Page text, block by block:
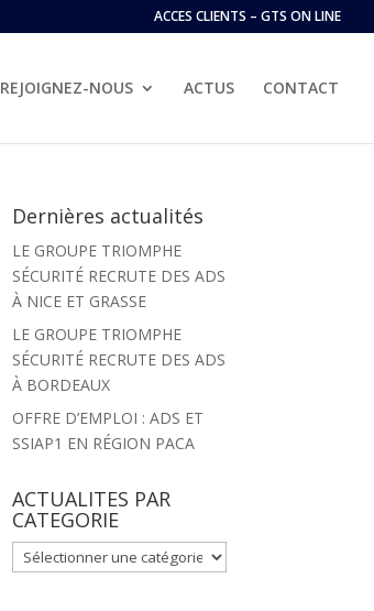
ACCES CLIENTS – GTS ON LINE
REJOIGNEZ-NOUS ACTUS CONTACT
Dernières actualités
LE GROUPE TRIOMPHE
SÉCURITÉ RECRUTE DES ADS
À NICE ET GRASSE
LE GROUPE TRIOMPHE
SÉCURITÉ RECRUTE DES ADS
À BORDEAUX
OFFRE D’EMPLOI : ADS ET
SSIAP1 EN RÉGION PACA
ACTUALITES PAR
CATEGORIE
ACTUALITES
PAR